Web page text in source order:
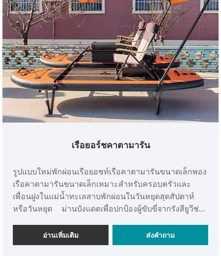
เรือยอร์ชคาตามารัน
รูปแบบใหม่พักผ่อนเรือยอชท์เรือคาตามารันขนาดเล็กพอง
เรือคาตามารันขนาดเล็กเหมาะสำหรับครอบครัวและ
เพื่อนฝูงในแม่น้ำทะเลสาบพักผ่อนในวันหยุดสุดสัปดาห์
หรือวันหยุด ม่านบังแดดเพื่อปกป้องผู้ขับขี่จากรังสียูวีช่วย
ลาร์เซลล์เพื่อจ่ายพลังงานไฟฟ้าในการเคลื่อนย้ายเรือคา
ตามารันลำนี้ได้
อ่านเพิ่มเติม ส่งคำถาม